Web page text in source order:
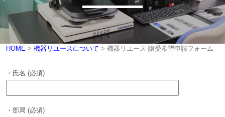
生命科学動物実験ユニット
研究支援ユニット
技術部
HOME > 機器リユースについて > 機器リユース 譲受希望申請フォーム
・氏名 (必須)
・部局 (必須)